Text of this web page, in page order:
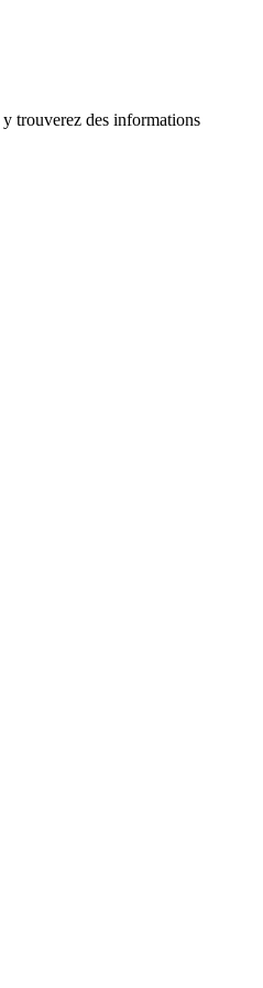
trouverez des informations